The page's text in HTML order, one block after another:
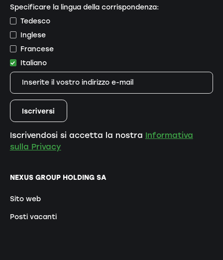
NEXUS GROUP HOLDING SA
Sito web
Posti vacanti
Specificare la lingua della corrispondenza:
Tedesco
Inglese
Francese
Italiano
Iscrivendosi si accetta la nostra Informativa
sulla Privacy